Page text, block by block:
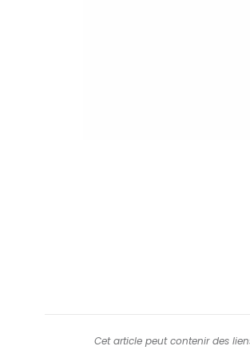
Cet article peut contenir des